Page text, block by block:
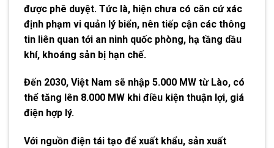
được phê duyệt. Tức là, hiện chưa có căn cứ xác
định phạm vi quản lý biển, nên tiếp cận các thông
tin liên quan tới an ninh quốc phòng, hạ tầng dầu
khí, khoáng sản bị hạn chế.
Đến 2030, Việt Nam sẽ nhập 5.000 MW từ Lào, có
thể tăng lên 8.000 MW khi điều kiện thuận lợi, giá
điện hợp lý.
Với nguồn điện tái tạo để xuất khẩu, sản xuất